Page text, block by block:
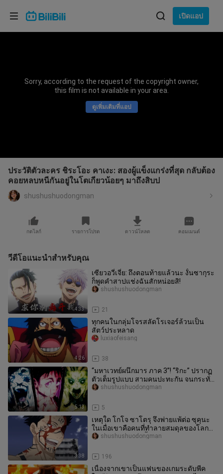
เปิดแอป
Sorry, according to the request of the copyright owner,
this film is not available in your area.
ดูเพิ่มเติมที่แอป
ประวัติตัวละคร ชิระโอะ คาเงะ: สองผู้แข็งแกร่งที่สุด กลับต้อง
คอยหลบหนีกันอยู่ในโตเกียวน้อยๆ มาถึงสิบป
shushushuodongman
กดไลก์ รายการโปรด ดาวน์โหลด คอมเมนต์
วีดีโอแนะนำสำหรับคุณ
4:33
เซียวอวี่เจี๋ย: ถึงตอนท้ายแล้วนะ งั้นซากุระ
ก็พูดคำสาปแช่งฉันสักหน่อยสิ!
21
shushushuodongman
4:26
ทุกคนในกลุ่มโจรสลัดโรเจอร์ล้วนเป็น
สัตว์ประหลาด
38
luxiaofeisang
5:13
“มหาเวทย์ผนึกมาร ภาค 3”! “ริกะ” ปรากฏ
ตัวเต็มรูปแบบ สามคนปะทะกัน จนกระทั่ง
เปิดฉากดินแดนสุดท้าย!
5
shushushuodongman
3:38
เหตุใด โกโจ ซาโตรุ จึงพ่ายแพ้ต่อ ซุคุนะ
ในเมื่อเขาคือคนที่ทำลายสมดุลของโลก
แห่งศิลปะคำสาปตั้งแต่แรกเก
196
shushushuodongman
เนื่องจากเขาเป็นแฟนของเกมระดับพีค
เลือกภาษา